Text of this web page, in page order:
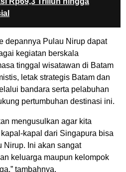
depannya Pulau Nirup dapat
kegiatan berskala
tinggal wisatawan di Batam
letak strategis Batam dan
bandara serta pelabuhan
pertumbuhan destinasi ini.
mengusulkan agar kita
kapal dari Singapura bisa
Nirup. Ini akan sangat
keluarga maupun kelompok
tambahnya.